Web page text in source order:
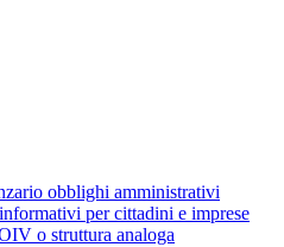
obblighi amministrativi
per cittadini e imprese
o struttura analoga